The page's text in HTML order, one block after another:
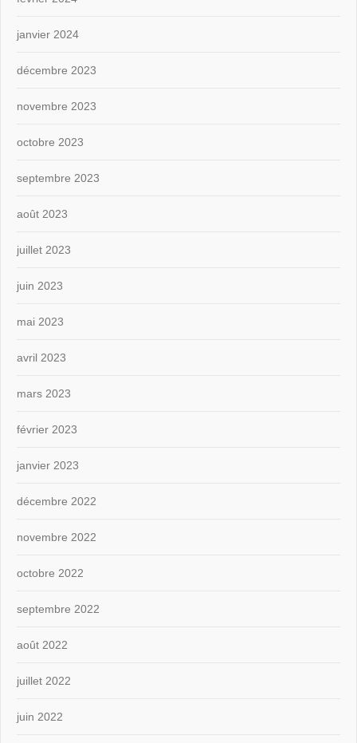
janvier 2024
décembre 2023
novembre 2023
octobre 2023
septembre 2023
août 2023
juillet 2023
juin 2023
mai 2023
avril 2023
mars 2023
février 2023
janvier 2023
décembre 2022
novembre 2022
octobre 2022
septembre 2022
août 2022
juillet 2022
juin 2022